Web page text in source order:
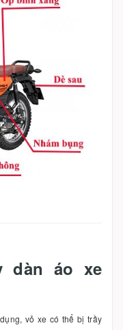
dàn áo xe
vỏ xe có thể bị trầy